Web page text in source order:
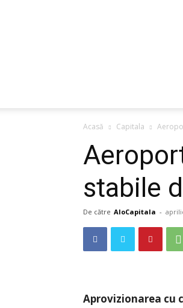
Acasă Capitala
stabile
De către AloCapitala -
Aprovizionarea cu